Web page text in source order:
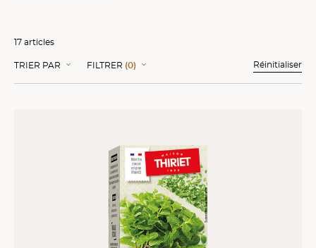
17 articles
TRIER PAR FILTRER (0) Réinitialiser